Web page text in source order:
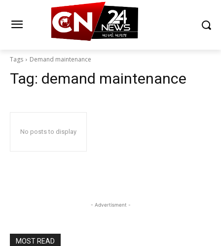
Tags Demand maintenance
Tag: demand maintenance
No posts to display
- Advertisment -
MOST READ